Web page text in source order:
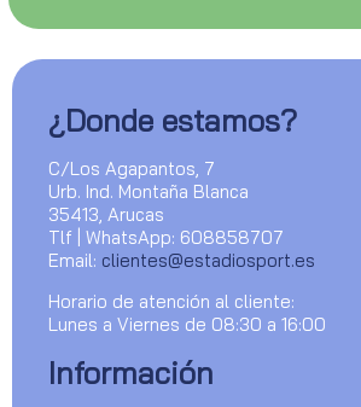
¿Donde estamos?
C/Los Agapantos, 7
Urb. Ind. Montaña Blanca
35413, Arucas
Tlf | WhatsApp: 608858707
Email: clientes@estadiosport.es
Horario de atención al cliente:
Lunes a Viernes de 08:30 a 16:00
Información